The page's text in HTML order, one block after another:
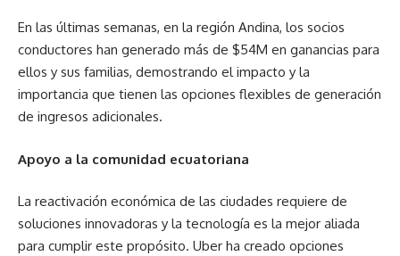
En las últimas semanas, en la región Andina, los socios
conductores han generado más de $54M en ganancias para
ellos y sus familias, demostrando el impacto y la
importancia que tienen las opciones flexibles de generación
de ingresos adicionales.
Apoyo a la comunidad ecuatoriana
La reactivación económica de las ciudades requiere de
soluciones innovadoras y la tecnología es la mejor aliada
para cumplir este propósito. Uber ha creado opciones